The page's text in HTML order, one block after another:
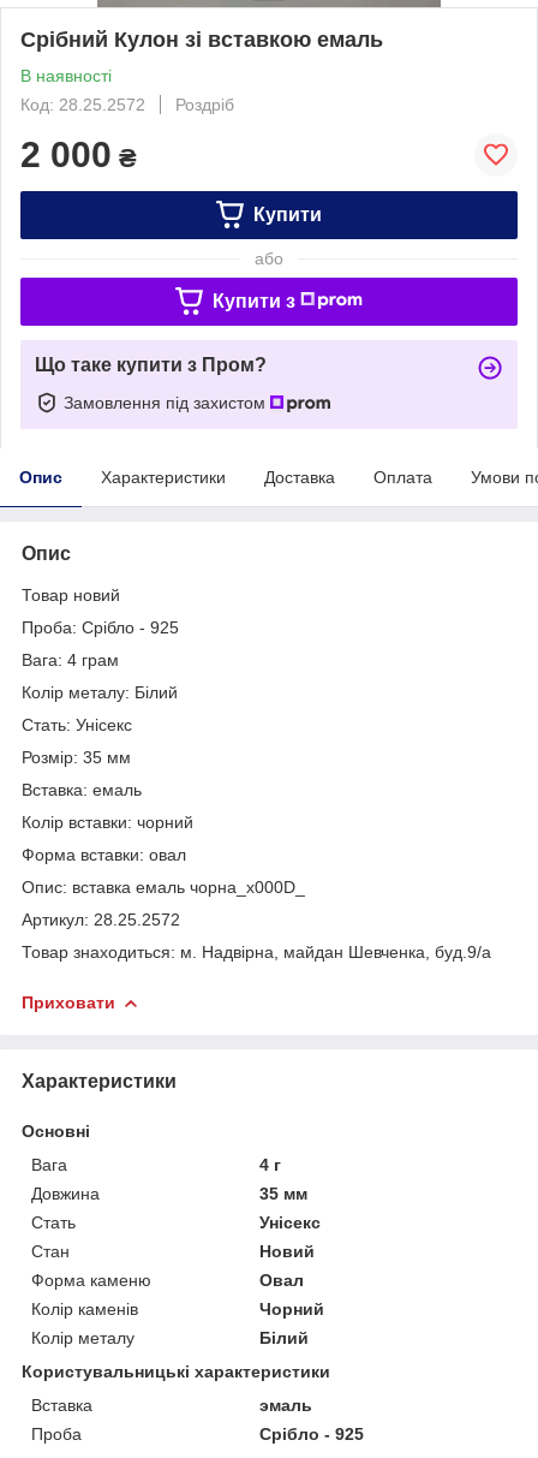
Срібний Кулон зі вставкою емаль
В наявності
Код: 28.25.2572
Роздріб
2 000 ₴
Купити
або
Купити з
Що таке купити з Пром?
Замовлення під захистом
Опис Характеристики Доставка Оплата Умови
Опис
Товар новий
Проба: Срібло - 925
Вага: 4 грам
Колір металу: Білий
Стать: Унісекс
Розмір: 35 мм
Вставка: емаль
Колір вставки: чорний
Форма вставки: овал
Опис: вставка емаль чорна_x000D_
Артикул: 28.25.2572
Товар знаходиться: м. Надвірна, майдан Шевченка, буд.9/а
Приховати
Характеристики
Основні
Вага
4 г
Довжина
35 мм
Стать
Унісекс
Стан
Новий
Форма каменю
Овал
Колір каменів
Чорний
Колір металу
Білий
Користувальницькі характеристики
Вставка
эмаль
Проба
Срібло - 925